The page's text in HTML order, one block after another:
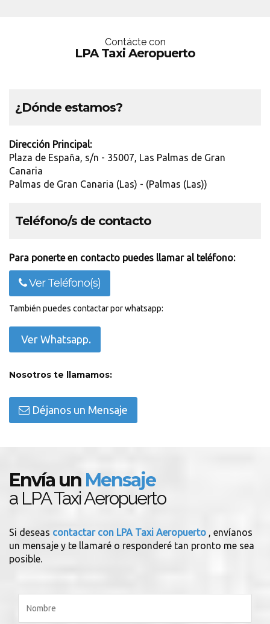
Contácte con
LPA Taxi Aeropuerto
¿Dónde estamos?
Dirección Principal:
Plaza de España, s/n - 35007, Las Palmas de Gran
Canaria
Palmas de Gran Canaria (Las) - (Palmas (Las))
Teléfono/s de contacto
Para ponerte en contacto puedes llamar al teléfono:
Ver Teléfono(s)
También puedes contactar por whatsapp:
Ver Whatsapp.
Nosotros te llamamos:
Déjanos un Mensaje
Envía un Mensaje
a LPA Taxi Aeropuerto
Si deseas contactar con LPA Taxi Aeropuerto , envíanos
un mensaje y te llamaré o responderé tan pronto me sea
posible.